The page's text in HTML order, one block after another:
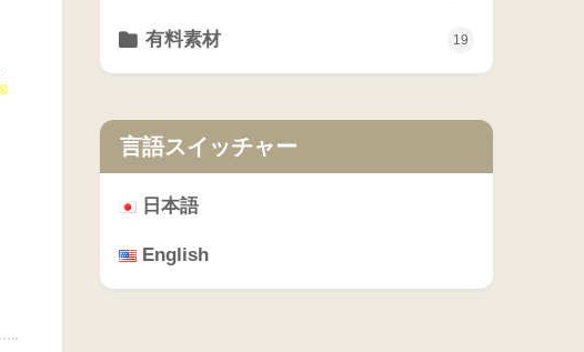
有料素材 19
言語スイッチャー
日本語
English